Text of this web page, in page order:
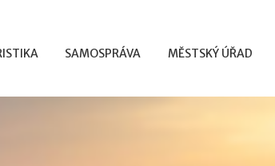
SAMOSPRÁVA MĚSTSKÝ ÚŘAD